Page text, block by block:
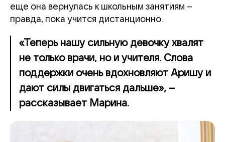
еще она вернулась к школьным занятиям –
правда, пока учится дистанционно.
«Теперь нашу сильную девочку хвалят
не только врачи, но и учителя. Слова
поддержки очень вдохновляют Аришу и
дают силы двигаться дальше», –
рассказывает Марина.